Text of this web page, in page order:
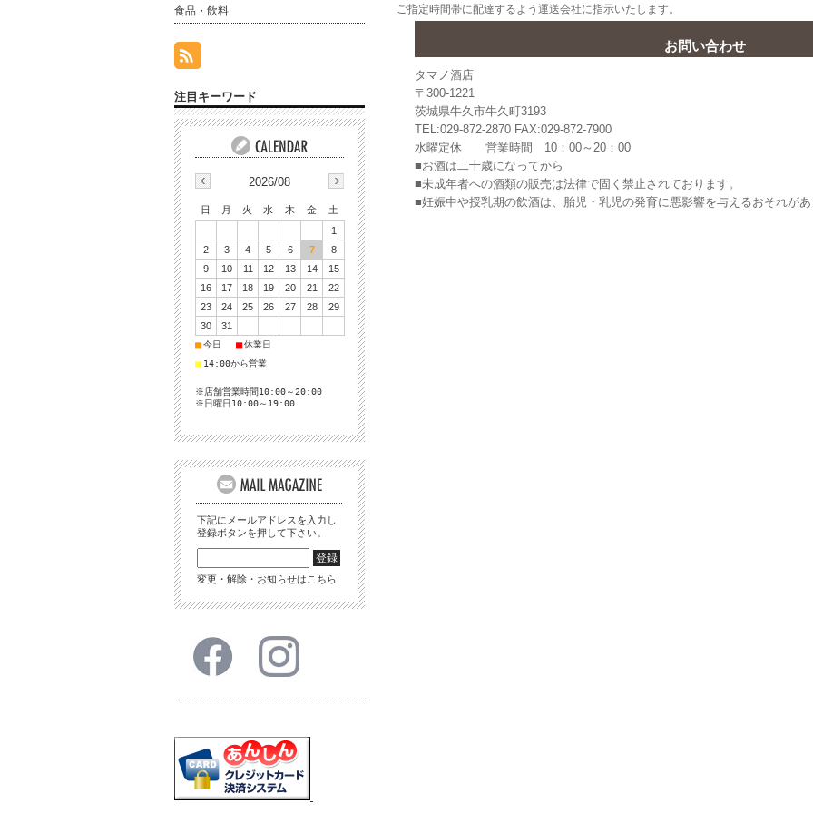
ご指定時間帯に配達するよう運送会社に指示いたします。
お問い合わせ
タマノ酒店
〒300-1221
茨城県牛久市牛久町3193
TEL:029-872-2870 FAX:029-872-7900
水曜定休 営業時間 10：00～20：00
■お酒は二十歳になってから
■未成年者への酒類の販売は法律で固く禁止されております。
■妊娠中や授乳期の飲酒は、胎児・乳児の発育に悪影響を与えるおそれが
食品・飲料
注目キーワード
2026/08
日 月 火 水 木 金
土
1
2
3 4 5 6 7
8
9
10 11 12 13 14
15
16
17 18 19 20 21
22
23
24 25 26 27 28
29
30
31
■今日 ■休業日
■ 14:00から営業
※店舗営業時間10:00～20:00
※日曜日10:00～19:00
下記にメールアドレスを入力し
登録ボタンを押して下さい。
変更・解除・お知らせはこちら